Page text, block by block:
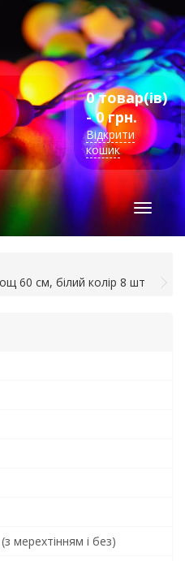
0 товар(ів)
- 0 грн.
Відкрити
кошик
Toggle
60 см, білий колір 8 шт
мерехтінням і без)